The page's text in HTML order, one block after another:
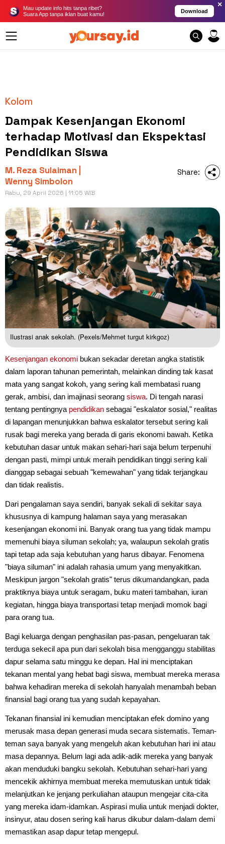
Mau update info hits tanpa ribet?
Suara App tanpa iklan buat kamu!
Download
×
Kolom
Dampak Kesenjangan Ekonomi
terhadap Motivasi dan Ekspektasi
Pendidikan Siswa
M. Reza Sulaiman |
Wenny Simbolon
Rabu, 29 April 2026 | 11:05 WIB
Share:
Ilustrasi anak sekolah. (Pexels/Mehmet turgut kirkgoz)
Kesenjangan ekonomi bukan sekadar deretan angka statistik
dalam laporan tahunan pemerintah, melainkan dinding tak kasat
mata yang sangat kokoh, yang sering kali membatasi ruang
gerak, ambisi, dan imajinasi seorang siswa. Di tengah narasi
tentang pentingnya pendidikan sebagai "eskalator sosial," realitas
di lapangan menunjukkan bahwa eskalator tersebut sering kali
rusak bagi mereka yang berada di garis ekonomi bawah. Ketika
kebutuhan dasar untuk makan sehari-hari saja belum terpenuhi
dengan pasti, mimpi untuk meraih pendidikan tinggi sering kali
dianggap sebagai sebuah "kemewahan" yang tidak terjangkau
dan tidak realistis.
Dari pengalaman saya sendiri, banyak sekali di sekitar saya
khususnya di kampung halaman saya yang merasakan
kesenjangan ekonomi ini. Banyak orang tua yang tidak mampu
memenuhi biaya siluman sekolah; ya, walaupun sekolah gratis
tapi tetap ada saja kebutuhan yang harus dibayar. Fenomena
"biaya siluman" ini adalah rahasia umum yang menyakitkan.
Meskipun jargon "sekolah gratis" terus dikumandangkan, pada
praktiknya biaya untuk seragam, buku materi tambahan, iuran
kegiatan, hingga biaya transportasi tetap menjadi momok bagi
para orang tua.
Bagi keluarga dengan penghasilan pas-pasan, pengeluaran tak
terduga sekecil apa pun dari sekolah bisa mengganggu stabilitas
dapur selama satu minggu ke depan. Hal ini menciptakan
tekanan mental yang hebat bagi siswa, membuat mereka merasa
bahwa kehadiran mereka di sekolah hanyalah menambah beban
finansial bagi orang tua yang sudah kepayahan.
Tekanan finansial ini kemudian menciptakan efek domino yang
merusak masa depan generasi muda secara sistematis. Teman-
teman saya banyak yang mengeluh akan kebutuhan hari ini atau
masa depannya. Belum lagi ada adik-adik mereka yang banyak
akan menduduki bangku sekolah. Kebutuhan sehari-hari yang
mencekik akhirnya membuat mereka memutuskan untuk tidak
melanjutkan ke jenjang perkuliahan ataupun mengejar cita-cita
yang mereka idam-idamkan. Aspirasi mulia untuk menjadi dokter,
insinyur, atau dosen sering kali harus dikubur dalam-dalam demi
memastikan asap dapur tetap mengepul.